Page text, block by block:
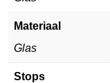
Materiaal
Glas
Stops